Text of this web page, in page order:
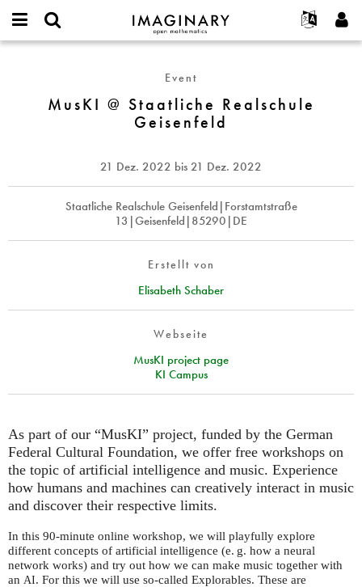
IMAGINARY
open
Français
Deutsch
한국어
Türkçe
Programme
Galerien
Hands-on
Texte
Ausstellungen
Mehr...
Projekte
Mitmachen
Kontakt
username
Neues Passwort anfordern
Staatliche
Event
MusKI @ Staatliche Realschule
Geisenfeld
21 Dez. 2022 bis 21 Dez. 2022
Staatliche Realschule Geisenfeld|Forstamtstraße
13|Geisenfeld|85290|DE
Erstellt von
Elisabeth Schaber
Webseite
MusKI project page
KI Campus
As part of our “MusKI” project, funded by the German
Federal Cultural Foundation, we offer free workshops on
the topic of artificial intelligence and music. Experience
how humans and machines can creatively interact in music
and discover their respective limits.
In this 90-minute online workshop, we will playfully explore
different concepts of artificial intelligence (e. g. how a neural
network works) and try out how we can make music together with
an AI. For this we will use so-called Explorables. These are